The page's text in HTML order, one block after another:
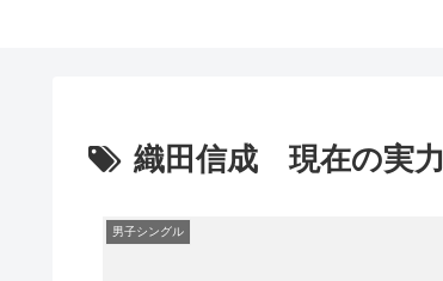
織田信成 現在の実力
男子シングル